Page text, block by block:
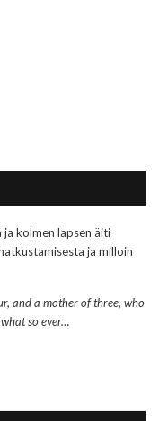
kolmen lapsen äiti
ja milloin
and a mother of three, who
so ever…